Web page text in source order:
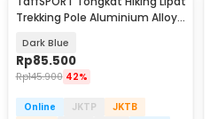
Trekking Pole Aluminium Alloy
Dark Blue
Rp85.500
Rp145.900 42%
Online JKTP
JKTB